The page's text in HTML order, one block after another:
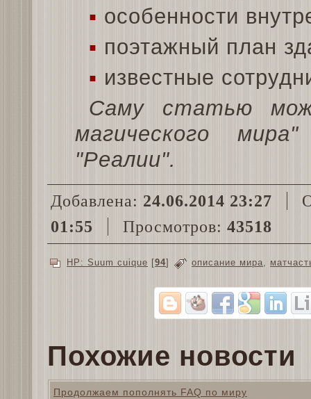
▪ особенности
▪ поэтажный план
▪ известные
Саму статью
магического
"Реалии".
Добавлена: 24.06.2014 23:27
01:55
Просмотров: 43518
HP: Suum cuique [94] описание мира,
Похожие новости
Продолжаем пополнять FAQ по миру